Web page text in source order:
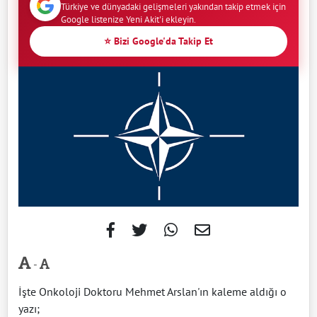
Türkiye ve dünyadaki gelişmeleri yakından takip etmek için
Google listenize Yeni Akit'i ekleyin.
⭐ Bizi Google'da Takip Et
-
İşte Onkoloji Doktoru Mehmet Arslan'ın kaleme aldığı o
yazı;